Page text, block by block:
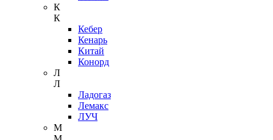
К
К
Кебер
Кенарь
Китай
Конорд
Л
Л
Ладогаз
Лемакс
ЛУЧ
М